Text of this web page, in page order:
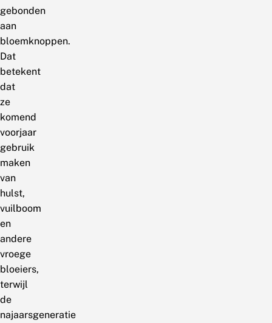
gebonden
aan
bloemknoppen.
Dat
betekent
dat
ze
komend
voorjaar
gebruik
maken
van
hulst,
vuilboom
en
andere
vroege
bloeiers,
terwijl
de
najaarsgeneratie